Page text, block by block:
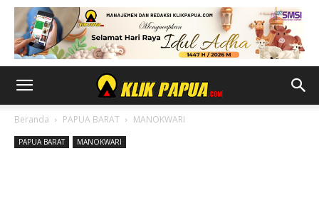
Beranda PAPUA BARAT MANOKWARI
PAPUA BARAT MANOKWARI